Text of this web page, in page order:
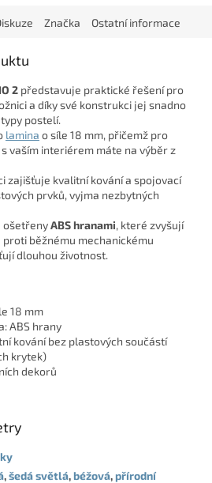
Značka Ostatní informace
2 představuje praktické řešení pro
a díky své konstrukci jej snadno
postelí.
lamina o síle 18 mm, přičemž pro
vaším interiérem máte na výběr z
zajišťuje kvalitní kování a spojovací
prvků, vyjma nezbytných
ošetřenyABS hranami, které zvyšují
běžnému mechanickému
dlouhou životnost.
18 mm
ABS hrany
kování bez plastových součástí
krytek)
dekorů
,šedá světlá,béžová,přírodní